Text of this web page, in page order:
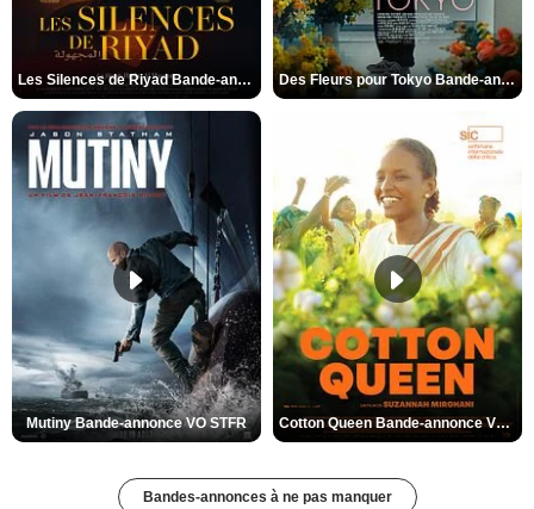
Les Silences de Riyad Bande-annonce VO STFR Des Fleurs pour Tokyo Bande-annonce VO STFR
Mutiny Bande-annonce VO STFR Cotton Queen Bande-annonce VO STFR
Bandes-annonces à ne pas manquer